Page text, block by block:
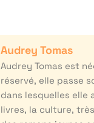
Audrey Tomas
Audrey Tomas est
réservé, elle passe
dans lesquelles elle
livres, la culture,